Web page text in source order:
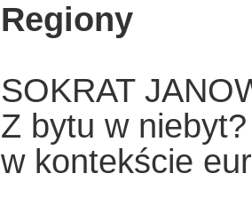
Regiony
SOKRAT
Z bytu w
w kontekście